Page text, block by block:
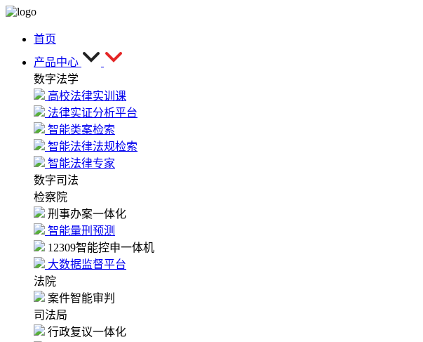
首页
产品中心
数字法学
高校法律实训课
法律实证分析平台
智能类案检索
智能法律法规检索
智能法律专家
数字司法
检察院
刑事办案一体化
智能量刑预测
12309智能控申一体机
大数据监督平台
法院
案件智能审判
司法局
行政复议一体化